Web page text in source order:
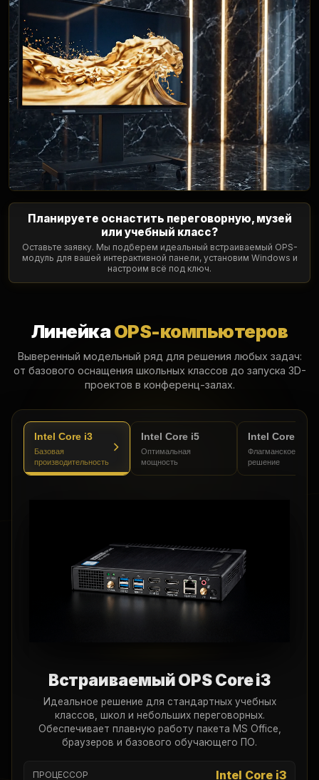
Планируете оснастить переговорную, музей
или учебный класс?
Оставьте заявку. Мы подберем идеальный встраиваемый OPS-
модуль для вашей интерактивной панели, установим Windows и
настроим всё под ключ.
ЛинейкаOPS-компьютеров
Выверенный модельный ряд для решения любых задач:
от базового оснащения школьных классов до запуска 3D-
проектов в конференц-залах.
Intel Core i3
Базовая
производительность
Intel Core i5
Оптимальная
мощность
Intel Core i7
Флагманское
решение
Встраиваемый OPS Core i3
Идеальное решение для стандартных учебных
классов, школ и небольших переговорных.
Обеспечивает плавную работу пакета MS Office,
браузеров и базового обучающего ПО.
ПРОЦЕССОР Intel Core i3